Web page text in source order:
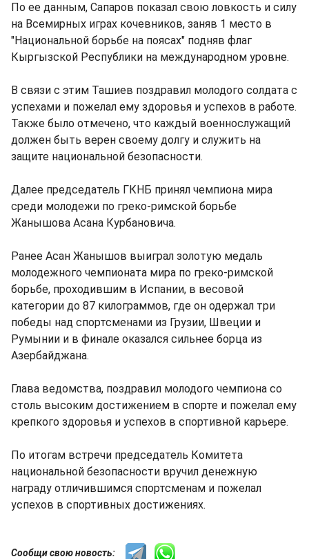
По ее данным, Сапаров показал свою ловкость и силу
на Всемирных играх кочевников, заняв 1 место в
"Национальной борьбе на поясах" подняв флаг
Кыргызской Республики на международном уровне.
В связи с этим Ташиев поздравил молодого солдата с
успехами и пожелал ему здоровья и успехов в работе.
Также было отмечено, что каждый военнослужащий
должен быть верен своему долгу и служить на
защите национальной безопасности.
Далее председатель ГКНБ принял чемпиона мира
среди молодежи по греко-римской борьбе
Жанышова Асана Курбановича.
Ранее Асан Жанышов выиграл золотую медаль
молодежного чемпионата мира по греко-римской
борьбе, проходившим в Испании, в весовой
категории до 87 килограммов, где он одержал три
победы над спортсменами из Грузии, Швеции и
Румынии и в финале оказался сильнее борца из
Азербайджана.
Глава ведомства, поздравил молодого чемпиона со
столь высоким достижением в спорте и пожелал ему
крепкого здоровья и успехов в спортивной карьере.
По итогам встречи председатель Комитета
национальной безопасности вручил денежную
награду отличившимся спортсменам и пожелал
успехов в спортивных достижениях.
Сообщи свою новость: